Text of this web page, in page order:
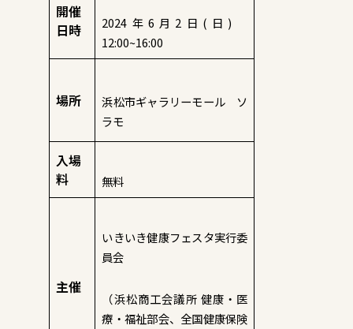
開催
日時
2024年6月2日(日)
12:00~16:00
場所
浜松市ギャラリーモール ソ
ラモ
入場
料
無料
主催
いきいき健康フェスタ実行委
員会
（浜松商工会議所 健康・医
療・福祉部会、全国健康保険